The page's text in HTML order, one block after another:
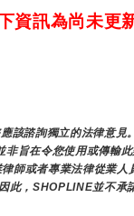
資訊為尚未更
該諮詢獨立的法律意
非旨在令您使用或傳輸
師或者專業法律從業
此，SHOPLINE並不承